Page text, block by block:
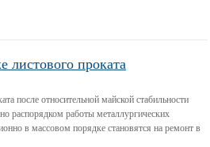
проката
после относительной майской стабильности
распорядком работы металлургических
в массовом порядке становятся на ремонт в